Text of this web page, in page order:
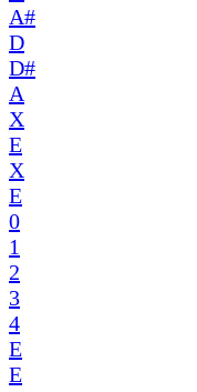
A#
D
D#
A
X
E
X
E
0
1
2
3
4
E
E